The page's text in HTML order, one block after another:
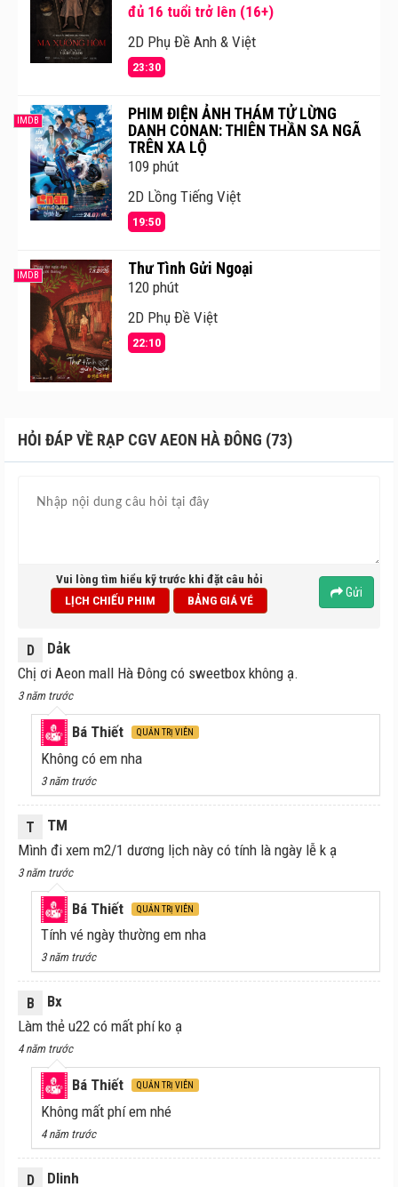
đủ 16 tuổi trở lên (16+)
2D Phụ Đề Anh & Việt
23:30
IMDB
PHIM ĐIỆN ẢNH THÁM TỬ LỪNG
DANH CONAN: THIÊN THẦN SA NGÃ
TRÊN XA LỘ
109 phút
2D Lồng Tiếng Việt
19:50
IMDB Thư Tình Gửi Ngoại
120 phút
2D Phụ Đề Việt
22:10
HỎI ĐÁP VỀ RẠP CGV AEON HÀ ĐÔNG (73)
Vui lòng tìm hiểu kỹ trước khi đặt câu hỏi
LỊCH CHIẾU PHIM
BẢNG GIÁ VÉ
Gửi
D
Dảk
Chị ơi Aeon mall Hà Đông có sweetbox không ạ.
3 năm trước
Bá Thiết QUẢN TRỊ VIÊN
Không có em nha
3 năm trước
T
TM
Mình đi xem m2/1 dương lịch này có tính là ngày lễ k ạ
3 năm trước
Bá Thiết QUẢN TRỊ VIÊN
Tính vé ngày thường em nha
3 năm trước
B
Bx
Làm thẻ u22 có mất phí ko ạ
4 năm trước
Bá Thiết QUẢN TRỊ VIÊN
Không mất phí em nhé
4 năm trước
D Dlinh